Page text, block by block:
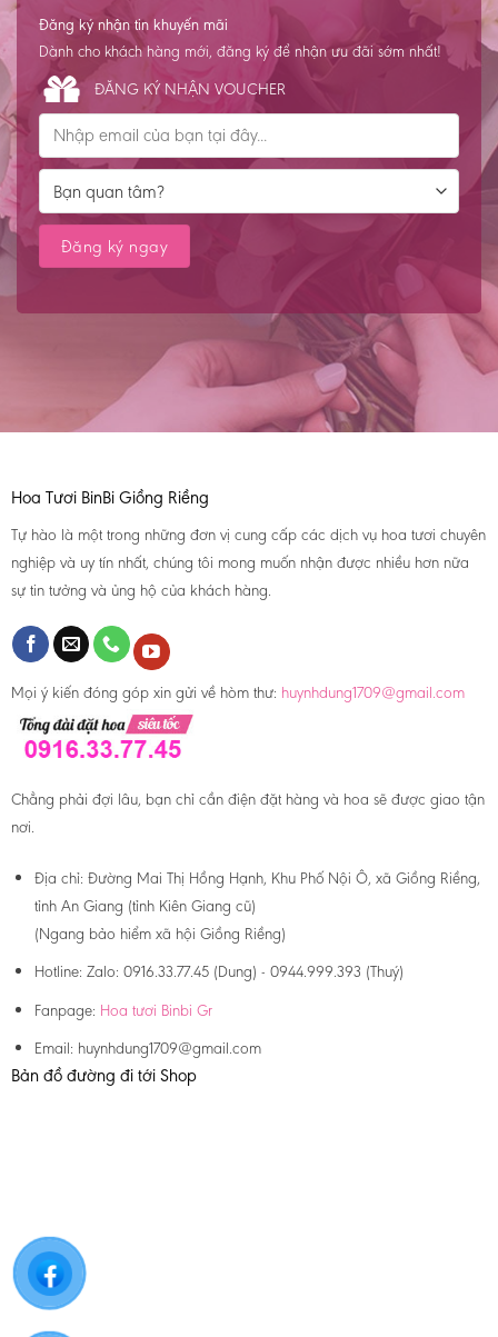
Đăng ký nhận tin khuyến mãi
Dành cho khách hàng mới, đăng ký để nhận ưu đãi sớm nhất!
ĐĂNG KÝ NHẬN VOUCHER
Hoa Tươi BinBi Giồng Riềng
Tự hào là một trong những đơn vị cung cấp các dịch vụ hoa tươi chuyên
nghiệp và uy tín nhất, chúng tôi mong muốn nhận được nhiều hơn nữa
sự tin tưởng và ủng hộ của khách hàng.
Mọi ý kiến đóng góp xin gửi về hòm thư: huynhdung1709@gmail.com
Chẳng phải đợi lâu, bạn chỉ cần điện đặt hàng và hoa sẽ được giao tận
nơi.
Địa chỉ: Đường Mai Thị Hồng Hạnh, Khu Phố Nội Ô, xã Giồng Riềng,
tỉnh An Giang (tỉnh Kiên Giang cũ)
(Ngang bảo hiểm xã hội Giồng Riềng)
Hotline: Zalo: 0916.33.77.45 (Dung) - 0944.999.393 (Thuý)
Fanpage: Hoa tươi Binbi Gr
Email: huynhdung1709@gmail.com
Bản đồ đường đi tới Shop